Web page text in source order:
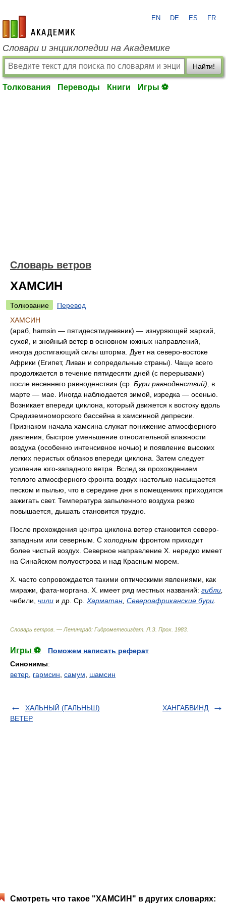
academic.ru
EN DE ES FR
Словари и энциклопедии на Академике
Найти!
Толкования Переводы Книги Игры ⚽
Словарь ветров
ХАМСИН
Толкование
Перевод
ХАМСИН
(араб, hamsin — пятидесятидневник) — изнуряющей жаркий,
сухой, и знойный ветер в основном южных направлений,
иногда достигающий силы шторма. Дует на северо-востоке
Африки (Египет, Ливан и сопредельные страны). Чаще всего
продолжается в течение пятидесяти дней (с перерывами)
после весеннего равноденствия (ср. Бури равноденствий), в
марте — мае. Иногда наблюдается зимой, изредка — осенью.
Возникает впереди циклона, который движется к востоку вдоль
Средиземноморского бассейна в хамсинной депресии.
Признаком начала хамсина служат понижение атмосферного
давления, быстрое уменьшение относительной влажности
воздуха (особенно интенсивное ночью) и появление высоких
легких перистых облаков впереди циклона. Затем следует
усиление юго-западного ветра. Вслед за прохождением
теплого атмосферного фронта воздух настолько насыщается
песком и пылью, что в середине дня в помещениях приходится
зажигать свет. Температура запыленного воздуха резко
повышается, дышать становится трудно.
После прохождения центра циклона ветер становится северо-
западным или северным. С холодным фронтом приходит
более чистый воздух. Северное направление X. нередко имеет
на Синайском полуострова и над Красным морем.
X. часто сопровождается такими оптическими явлениями, как
миражи, фата-моргана. X. имеет ряд местных названий: гибли
чебили, чили и др. Ср. Харматан Североафриканские бури
Словарь ветров. — Ленинград: Гидрометеоиздат Л.З. Прох 1983
Игры ⚽
Поможем написать реферат
Синонимы:
ветер гармсин самум шамсин
ХАЛЬНЫЙ (ГАЛЬНЬШ)
ВЕТЕР
ХАНГАБВИНД
Смотреть что такое "ХАМСИН" в других словарях: